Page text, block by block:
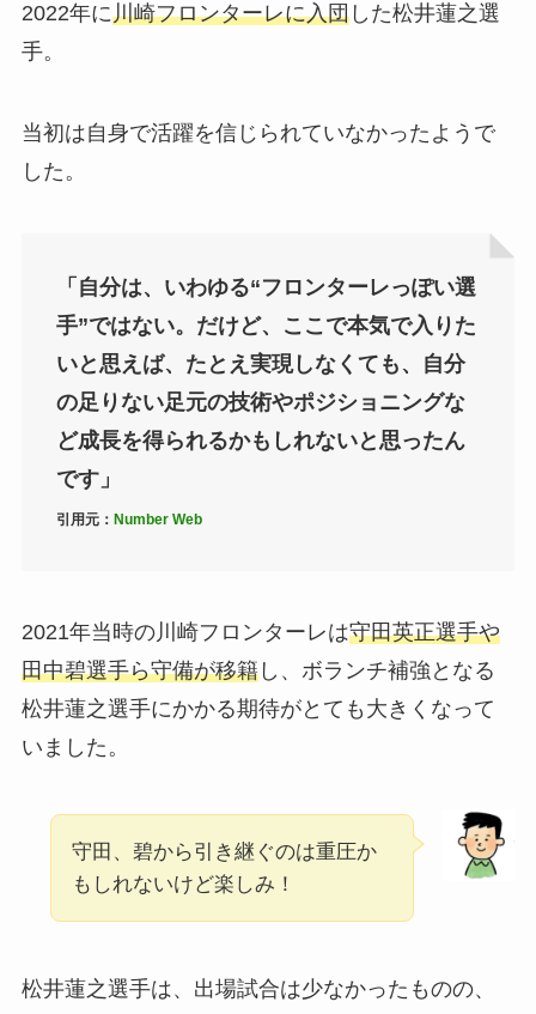
2022年に川崎フロンターレに入団した松井蓮之選
手。
当初は自身で活躍を信じられていなかったようで
した。
「自分は、いわゆる“フロンターレっぽい選
手”ではない。だけど、ここで本気で入りた
いと思えば、たとえ実現しなくても、自分
の足りない足元の技術やポジショニングな
ど成長を得られるかもしれないと思ったん
です」
引用元： Number Web
2021年当時の川崎フロンターレは守田英正選手や
田中碧選手ら守備が移籍し、ボランチ補強となる
松井蓮之選手にかかる期待がとても大きくなって
いました。
守田、碧から引き継ぐのは重圧か
もしれないけど楽しみ！
松井蓮之選手は、出場試合は少なかったものの、